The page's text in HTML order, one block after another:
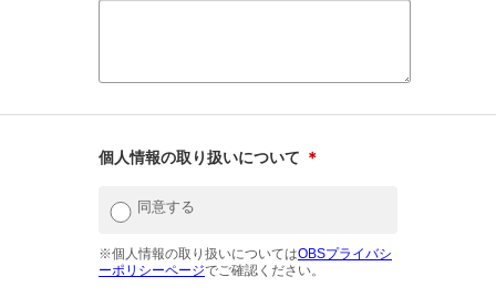
個人情報の取り扱いについて ＊
同意する
※個人情報の取り扱いについてはOBSプライバシ
ーポリシーページでご確認ください。